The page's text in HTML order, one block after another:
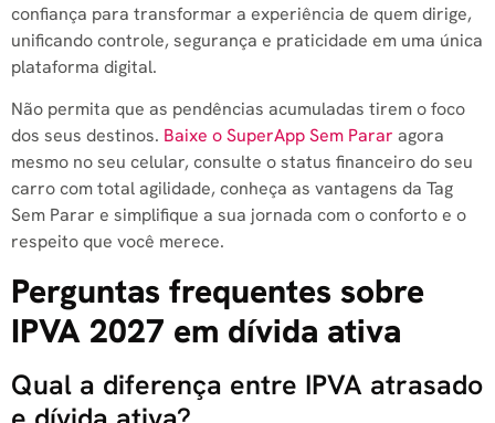
confiança para transformar a experiência de quem dirige,
unificando controle, segurança e praticidade em uma única
plataforma digital.
Não permita que as pendências acumuladas tirem o foco
dos seus destinos. Baixe o SuperApp Sem Parar agora
mesmo no seu celular, consulte o status financeiro do seu
carro com total agilidade, conheça as vantagens da Tag
Sem Parar e simplifique a sua jornada com o conforto e o
respeito que você merece.
Perguntas frequentes sobre
IPVA 2027 em dívida ativa
Qual a diferença entre IPVA atrasado